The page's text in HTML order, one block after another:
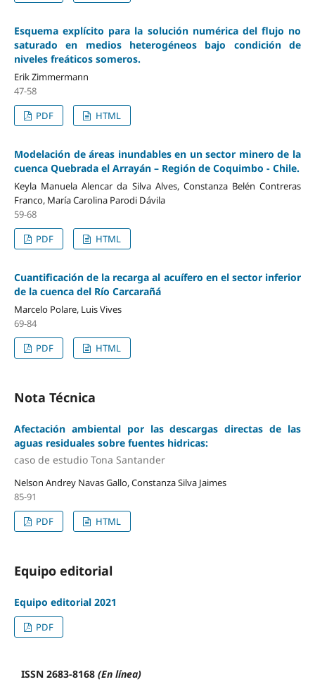
Esquema explícito para la solución numérica del flujo no
saturado en medios heterogéneos bajo condición de
niveles freáticos someros.
Erik Zimmermann
47-58
PDF
HTML
Modelación de áreas inundables en un sector minero de la
cuenca Quebrada el Arrayán – Región de Coquimbo - Chile.
Keyla Manuela Alencar da Silva Alves, Constanza Belén Contreras
Franco, María Carolina Parodi Dávila
59-68
PDF
HTML
Cuantificación de la recarga al acuífero en el sector inferior
de la cuenca del Río Carcarañá
Marcelo Polare, Luis Vives
69-84
PDF
HTML
Nota Técnica
Afectación ambiental por las descargas directas de las
aguas residuales sobre fuentes hidricas:
caso de estudio Tona Santander
Nelson Andrey Navas Gallo, Constanza Silva Jaimes
85-91
PDF
HTML
Equipo editorial
Equipo editorial 2021
PDF
ISSN 2683-8168 (En línea)